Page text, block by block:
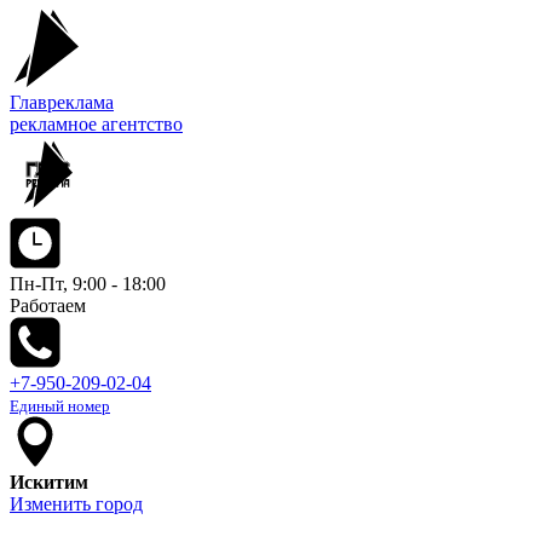
Главреклама
рекламное агентство
Пн-Пт, 9:00 - 18:00
Работаем
+7-950-209-02-04
Единый номер
Искитим
Изменить город